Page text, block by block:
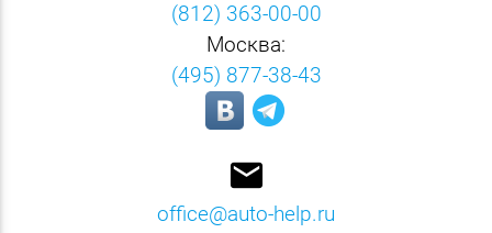
(812) 363-00-00
Москва:
(495) 877-38-43
email
office@auto-help.ru